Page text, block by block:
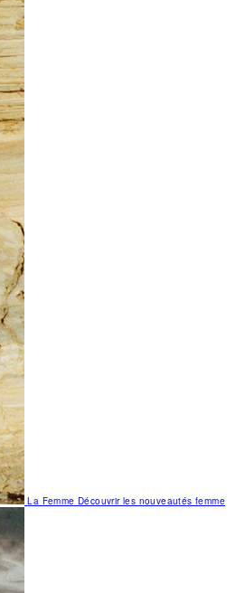
La FemmeDécouvrir les nouveautés femme